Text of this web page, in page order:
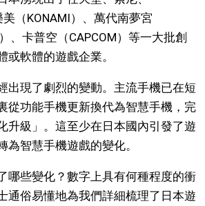
（KONAMI）、萬代南夢宮
）、卡普空（CAPCOM）等一大批創
或軟體的遊戲企業。
出現了劇烈的變動。主流手機已在短
從功能手機更新換代為智慧手機，完
升級」。這至少在日本國內引發了遊
為智慧手機遊戲的變化。
哪些變化？數字上具有何種程度的衝
通俗易懂地為我們詳細梳理了日本遊